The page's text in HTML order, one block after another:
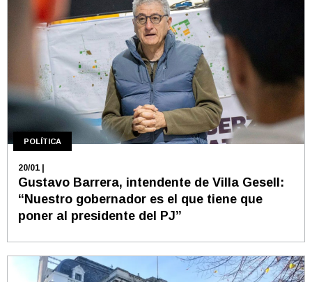
POLÍTICA
20/01 |
Gustavo Barrera, intendente de Villa Gesell:
“Nuestro gobernador es el que tiene que
poner al presidente del PJ”